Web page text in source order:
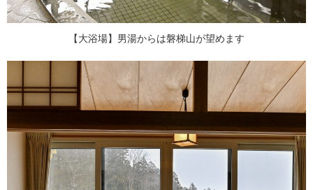
【大浴場】男湯からは磐梯山が望めます